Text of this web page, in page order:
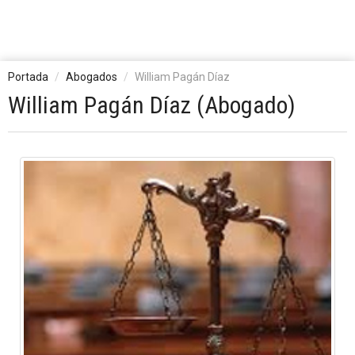
Portada Abogados William Pagán Díaz
William Pagán Díaz (Abogado)